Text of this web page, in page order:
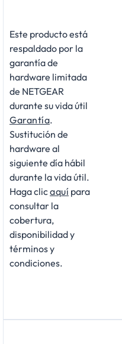
Este producto está
respaldado por la
garantía de
hardware limitada
de NETGEAR
durante su vida útil
Garantía.
Sustitución de
hardware al
siguiente día hábil
durante la vida útil.
Haga clicaquí para
consultar la
cobertura,
disponibilidad y
términos y
condiciones.